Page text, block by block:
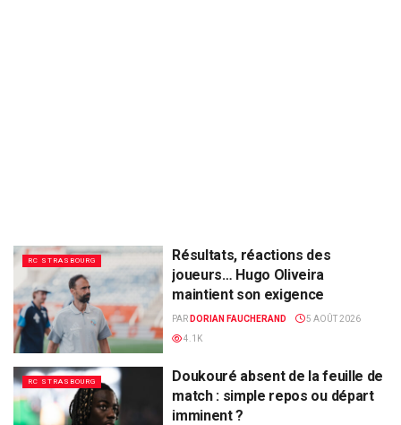
RC STRASBOURG
Résultats, réactions des
joueurs… Hugo Oliveira
maintient son exigence
PAR DORIAN FAUCHERAND
5 AOÛT 2026
4.1K
RC STRASBOURG
Doukouré absent de la feuille de
match : simple repos ou départ
imminent ?